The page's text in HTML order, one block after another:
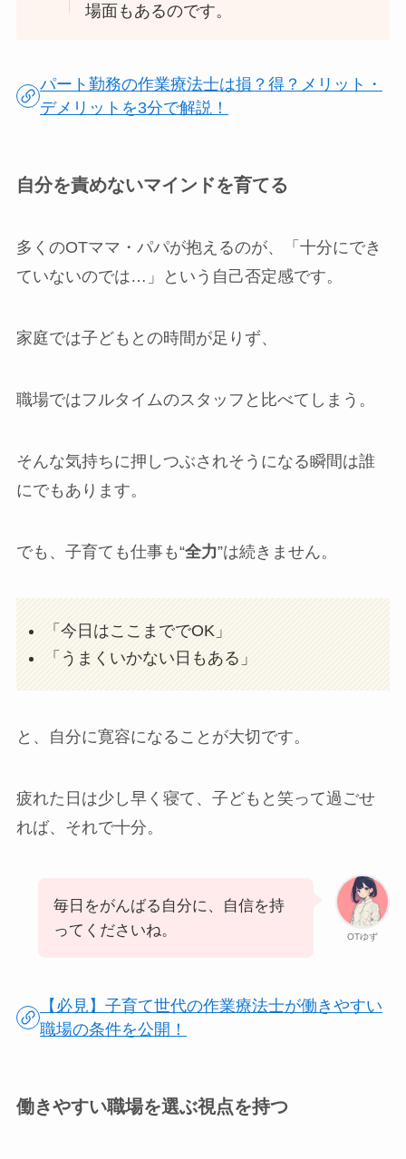
場面もあるのです。
パート勤務の作業療法士は損？得？メリット・
デメリットを3分で解説！
自分を責めないマインドを育てる
多くのOTママ・パパが抱えるのが、「十分にでき
ていないのでは…」という自己否定感です。
家庭では子どもとの時間が足りず、
職場ではフルタイムのスタッフと比べてしまう。
そんな気持ちに押しつぶされそうになる瞬間は誰
にでもあります。
でも、子育ても仕事も“全力”は続きません。
「今日はここまででOK」
「うまくいかない日もある」
と、自分に寛容になることが大切です。
疲れた日は少し早く寝て、子どもと笑って過ごせ
れば、それで十分。
OTゆず
毎日をがんばる自分に、自信を持
ってくださいね。
【必見】子育て世代の作業療法士が働きやすい
職場の条件を公開！
働きやすい職場を選ぶ視点を持つ